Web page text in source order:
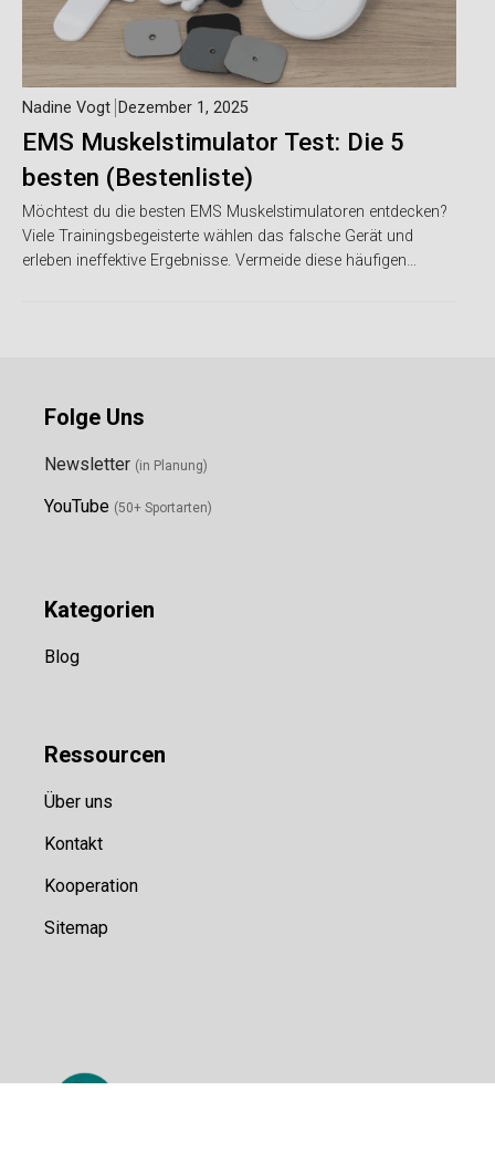
EMS Muskelstimulator Test: Die 5
besten (Bestenliste)
Nadine Vogt Dezember 1, 2025
Möchtest du die besten EMS Muskelstimulatoren entdecken?
Viele Trainingsbegeisterte wählen das falsche Gerät und
erleben ineffektive Ergebnisse. Vermeide diese häufigen…
Folge Uns
Newsletter (in Planung)
YouTube (50+ Sportarten)
Kategorien
Blog
Ressourcen
Über uns
Kontakt
Kooperation
Sitemap